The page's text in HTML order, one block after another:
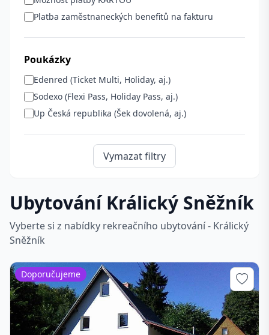
Platba zaměstnaneckých benefitů na fakturu
Poukázky
Edenred (Ticket Multi, Holiday, aj.)
Sodexo (Flexi Pass, Holiday Pass, aj.)
Up Česká republika (Šek dovolená, aj.)
Vymazat filtry
Ubytování Králický Sněžník
Vyberte si z nabídky rekreačního ubytování - Králický
Sněžník
Doporučujeme